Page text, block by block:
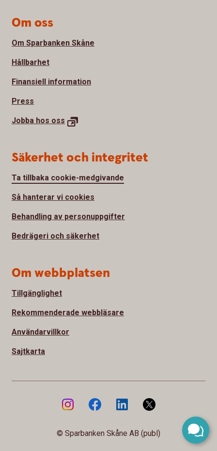
Om oss
Om Sparbanken Skåne
Hållbarhet
Finansiell information
Press
Jobba hos oss
Säkerhet och integritet
Ta tillbaka cookie-medgivande
Så hanterar vi cookies
Behandling av personuppgifter
Bedrägeri och säkerhet
Om webbplatsen
Tillgänglighet
Rekommenderade webbläsare
Användarvillkor
Sajtkarta
© Sparbanken Skåne AB (publ)